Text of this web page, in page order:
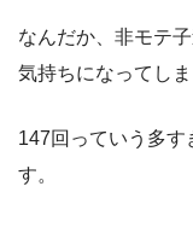
なんだか、非モテ
気持ちになってし
147回っていう多す
す。